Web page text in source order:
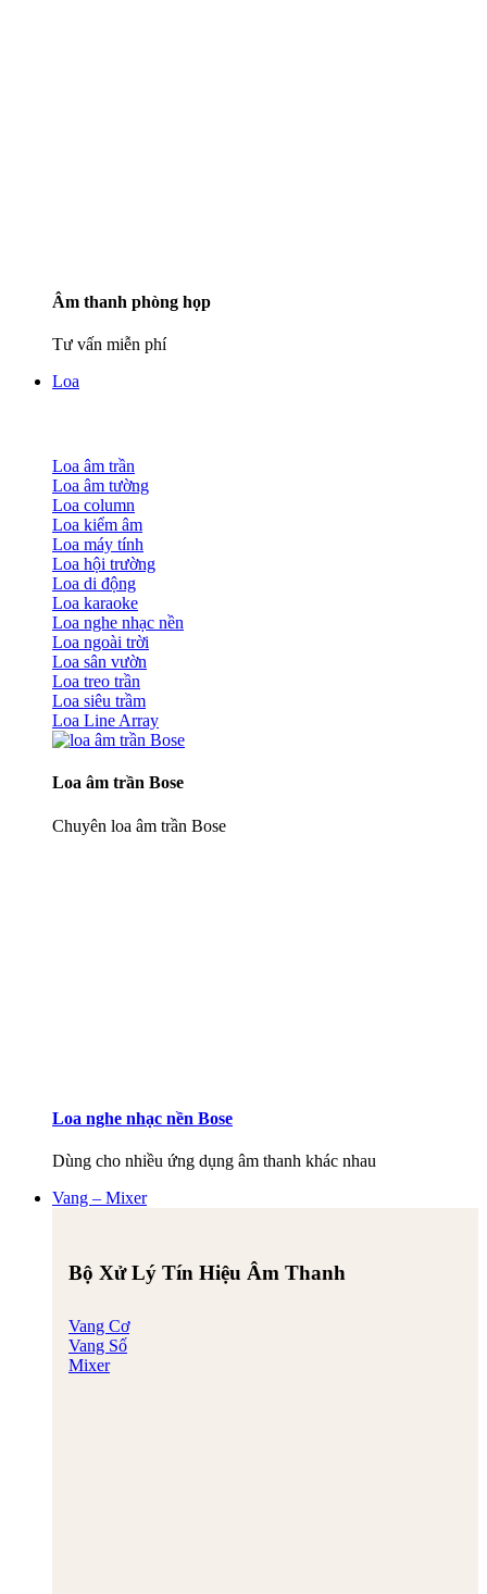
Âm thanh phòng họp
Tư vấn miễn phí
Loa
Loa âm trần
Loa âm tường
Loa column
Loa kiểm âm
Loa máy tính
Loa hội trường
Loa di động
Loa karaoke
Loa nghe nhạc nền
Loa ngoài trời
Loa sân vườn
Loa treo trần
Loa siêu trầm
Loa Line Array
Loa âm trần Bose
Chuyên loa âm trần Bose
Loa nghe nhạc nền Bose
Dùng cho nhiều ứng dụng âm thanh khác nhau
Vang – Mixer
Bộ Xử Lý Tín Hiệu Âm Thanh
Vang Cơ
Vang Số
Mixer